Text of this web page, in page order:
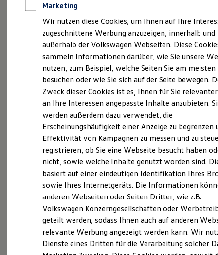
Anpfiff zum Gewinn
Elektroautos
ID. Tutorials
Elektrofahrzeugkonzepte
Reichweite
Reichweite der ID. Modelle
Reichweite im Winter
Laden
Laden unterwegs
Laden Zuhause
Ladezeitensimulator
Batterie
Sicherheit
Garantie und Lebensdauer
Nachhaltigkeit
Technologie
Kosten und Kauf
Verbrauchskosten
Kaufoptionen
E-Auto-Förderung
Software und Konnektivität
Die ID. Software 6
ID. Software Versionen und Updates
Digitale Extras
Schnittstellen zu Ihrem ID.
Probefahrt vereinbaren
Fahrzeugangebot anfordern
Servicetermin buchen
Serviceanfrage stellen
Details des Golf
Marketing
Wir nutzen diese Cookies, um Ihnen auf Ihre
zugeschnittene Werbung anzuzeigen, innerhalb und
außerhalb der Volkswagen Webseiten. Diese
sammeln Informationen darüber, wie Sie unsere
nutzen, zum Beispiel, welche Seiten Sie am meisten
besuchen oder wie Sie sich auf der Seite bewegen.
Zweck dieser Cookies ist es, Ihnen für Sie
an Ihre Interessen angepasste Inhalte anzubieten.
werden außerdem dazu verwendet, die
Erscheinungshäufigkeit einer Anzeige zu begrenzen
Effektivität von Kampagnen zu messen und zu
registrieren, ob Sie eine Webseite besucht haben
nicht, sowie welche Inhalte genutzt worden sind.
basiert auf einer eindeutigen Identifikation Ihres
sowie Ihres Internetgeräts. Die Informationen
anderen Webseiten oder Seiten Dritter, wie z.B.
Volkswagen Konzerngesellschaften oder
geteilt werden, sodass Ihnen auch auf anderen
relevante Werbung angezeigt werden kann. Wir
Dienste eines Dritten für die Verarbeitung solcher